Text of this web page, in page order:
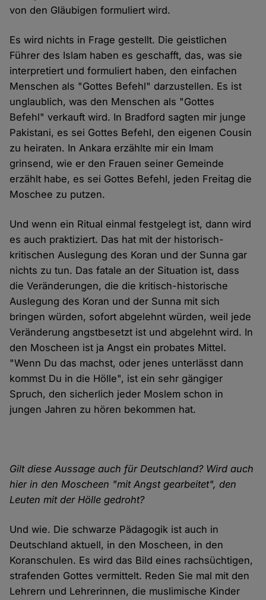
von den Gläubigen formuliert wird.
Es wird nichts in Frage gestellt. Die geistlichen
Führer des Islam haben es geschafft, das, was sie
interpretiert und formuliert haben, den einfachen
Menschen als "Gottes Befehl" darzustellen. Es ist
unglaublich, was den Menschen als "Gottes
Befehl" verkauft wird. In Bradford sagten mir junge
Pakistani, es sei Gottes Befehl, den eigenen Cousin
zu heiraten. In Ankara erzählte mir ein Imam
grinsend, wie er den Frauen seiner Gemeinde
erzählt habe, es sei Gottes Befehl, jeden Freitag die
Moschee zu putzen.
Und wenn ein Ritual einmal festgelegt ist, dann wird
es auch praktiziert. Das hat mit der historisch-
kritischen Auslegung des Koran und der Sunna gar
nichts zu tun. Das fatale an der Situation ist, dass
die Veränderungen, die die kritisch-historische
Auslegung des Koran und der Sunna mit sich
bringen würden, sofort abgelehnt würden, weil jede
Veränderung angstbesetzt ist und abgelehnt wird. In
den Moscheen ist ja Angst ein probates Mittel.
"Wenn Du das machst, oder jenes unterlässt dann
kommst Du in die Hölle", ist ein sehr gängiger
Spruch, den sicherlich jeder Moslem schon in
jungen Jahren zu hören bekommen hat.
Gilt diese Aussage auch für Deutschland? Wird auch
hier in den Moscheen "mit Angst gearbeitet", den
Leuten mit der Hölle gedroht?
Und wie. Die schwarze Pädagogik ist auch in
Deutschland aktuell, in den Moscheen, in den
Koranschulen. Es wird das Bild eines rachsüchtigen,
strafenden Gottes vermittelt. Reden Sie mal mit den
Lehrern und Lehrerinnen, die muslimische Kinder